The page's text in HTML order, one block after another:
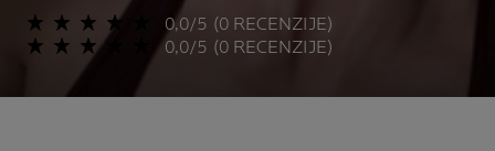
0,0/5 (0 RECENZIJE)
0,0/5 (0 RECENZIJE)